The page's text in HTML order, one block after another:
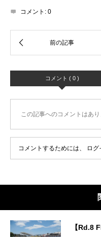
コメント: 0
コメント ( 0 )
この記事へのコメントはあり
コメントするためには、 ログ
【Rd.8